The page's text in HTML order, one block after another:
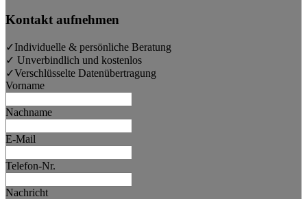
Kontakt aufnehmen
✓Individuelle & persönliche Beratung
✓ Unverbindlich und kostenlos
✓Verschlüsselte Datenübertragung
Vorname
Nachname
E-Mail
Telefon-Nr.
Nachricht